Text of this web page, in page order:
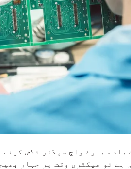
سمارٹ واچ سپلائر تلاش
ہے تو فیکٹری وقت پر جہاز